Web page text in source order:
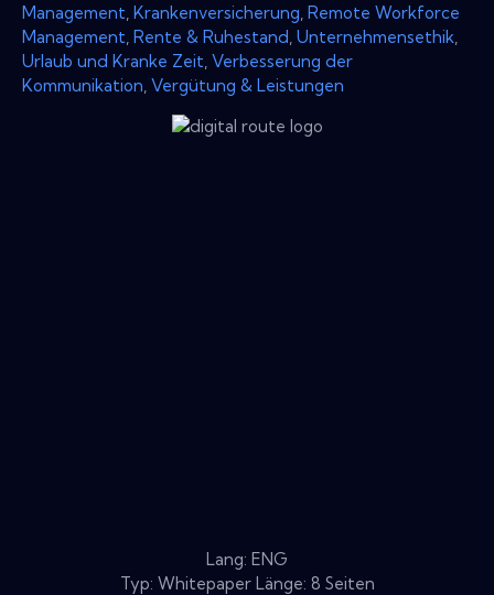
Management Krankenversicherung Remote Workforce
Management Rente & Ruhestand Unternehmensethik
Urlaub und Kranke Zeit Verbesserung der
Kommunikation Vergütung & Leistungen
Lang: ENG
Typ: Whitepaper Länge: 8 Seiten